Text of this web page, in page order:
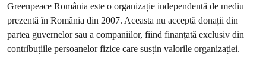
Greenpeace România este o organizație independentă de mediu
prezentă în România din 2007. Aceasta nu acceptă donații din
partea guvernelor sau a companiilor, fiind finanțată exclusiv din
contribuțiile persoanelor fizice care susțin valorile organizației.